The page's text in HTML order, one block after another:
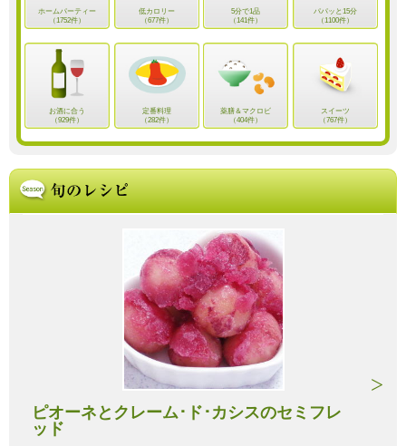
ホームパーティー
（1752件）
低カロリー
（677件）
5分で1品
（141件）
パパッと15分
（1100件）
お酒に合う
（929件）
定番料理
（282件）
薬膳＆マクロビ
（404件）
スイーツ
（767件）
ピオーネとクレーム･ド･カシスのセミフレ
ッド